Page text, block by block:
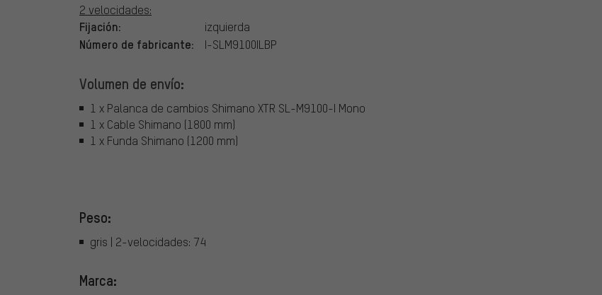
2 velocidades:
Fijación: izquierda
Número de fabricante: I-SLM9100ILBP
Volumen de envío:
1 x Palanca de cambios Shimano XTR SL-M9100-I Mono
1 x Cable Shimano (1800 mm)
1 x Funda Shimano (1200 mm)
Peso:
gris | 2-velocidades: 74
Marca: